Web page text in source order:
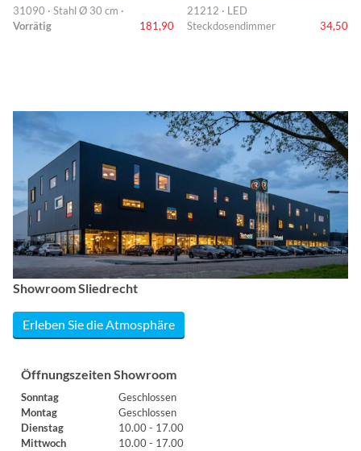
31090 · Stahl Ø 30 cm ·
Vorrätig
181,90
21212 · LED
Steckdosendimmer
34,50
Showroom Sliedrecht
Erleben Sie die Atmosphäre
Öffnungszeiten Showroom
Sonntag
Geschlossen
Montag
Geschlossen
Dienstag
10.00 - 17.00
Mittwoch
10.00 - 17.00